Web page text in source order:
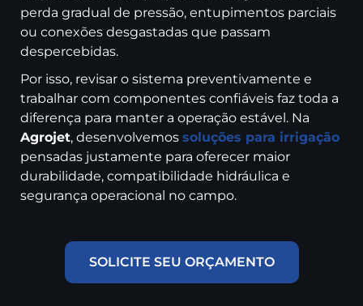
perda gradual de pressão, entupimentos parciais
ou conexões desgastadas que passam
despercebidas.
Por isso, revisar o sistema preventivamente e
trabalhar com componentes confiáveis faz toda a
diferença para manter a operação estável. Na
Agrojet, desenvolvemos soluções para irrigação
pensadas justamente para oferecer maior
durabilidade, compatibilidade hidráulica e
segurança operacional no campo.
SOLICITE SEU ORÇAMENTO